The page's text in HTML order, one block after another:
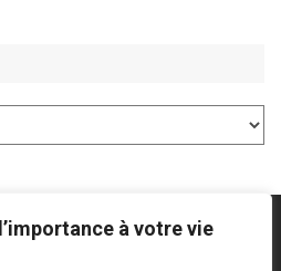
à votre vie